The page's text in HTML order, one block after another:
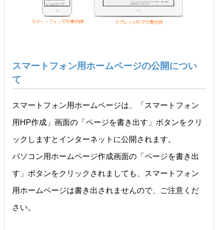
スマートフォン用ホームページの公開につい
て
スマートフォン用ホームページは、「スマートフォン
用HP作成」画面の「ページを書き出す」ボタンをクリ
ックしますとインターネットに公開されます。
パソコン用ホームページ作成画面の「ページを書き出
す」ボタンをクリックされましても、スマートフォン
用ホームページは書き出されませんので、ご注意くだ
さい。